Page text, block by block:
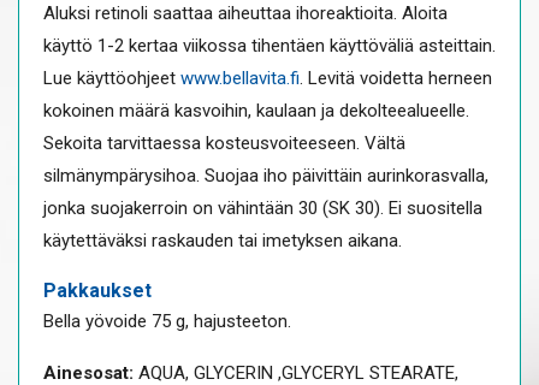
Aluksi retinoli saattaa aiheuttaa ihoreaktioita. Aloita
käyttö 1-2 kertaa viikossa tihentäen käyttöväliä asteittain.
Lue käyttöohjeet www.bellavita.fi . Levitä voidetta herneen
kokoinen määrä kasvoihin, kaulaan ja dekolteealueelle.
Sekoita tarvittaessa kosteusvoiteeseen. Vältä
silmänympärysihoa. Suojaa iho päivittäin aurinkorasvalla,
jonka suojakerroin on vähintään 30 (SK 30). Ei suositella
käytettäväksi raskauden tai imetyksen aikana.
Pakkaukset
Bella yövoide 75 g, hajusteeton.
Ainesosat: AQUA, GLYCERIN ,GLYCERYL STEARATE,